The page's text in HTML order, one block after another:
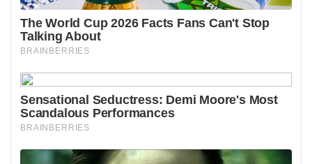
Kiedy nastąpi następna
zmiana czasu?
Mimo wieloletnich dyskusji wewnątrz Unii Europejskiej, rok
zegarów. Rok 2026 czekają nas jeszcze dwie zmiany czasu.